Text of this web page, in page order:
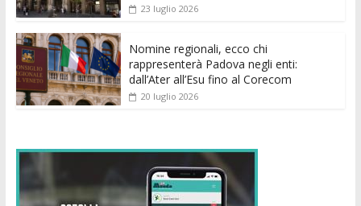
23 luglio 2026
Nomine regionali, ecco chi
rappresenterà Padova negli enti:
dall’Ater all’Esu fino al Corecom
20 luglio 2026